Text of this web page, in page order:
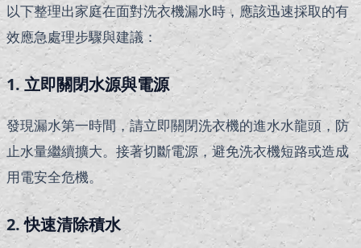
以下整理出家庭在面對洗衣機漏水時，應該迅速採取的有
效應急處理步驟與建議：
1. 立即關閉水源與電源
發現漏水第一時間，請立即關閉洗衣機的進水水龍頭，防
止水量繼續擴大。接著切斷電源，避免洗衣機短路或造成
用電安全危機。
2.快速清除積水